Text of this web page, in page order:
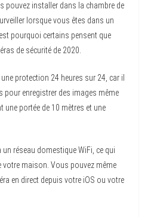
pouvez installer dans la chambre de
lorsque vous êtes dans un
pourquoi certains pensent que
de sécurité de 2020.
une protection 24 heures sur 24, car il
pour enregistrer des images même
une portée de 10 mètres et une
un réseau domestique WiFi, ce qui
votre maison. Vous pouvez même
en direct depuis votre iOS ou votre